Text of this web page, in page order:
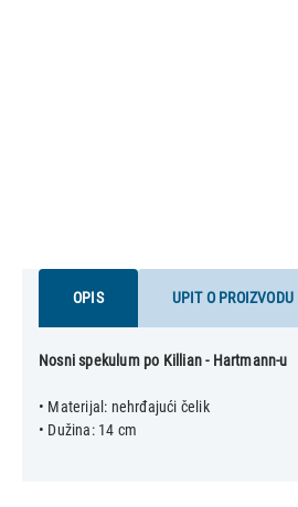
OPIS UPIT O PROIZVODU
Nosni spekulum po Killian - Hartmann-u
• Materijal: nehrđajući čelik
• Dužina: 14 cm